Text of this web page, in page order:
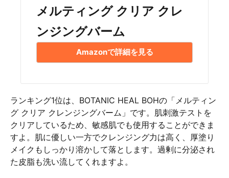
メルティング クリア クレ
ンジングバーム
Amazonで詳細を見る
ランキング1位は、BOTANIC HEAL BOHの「メルティン
グ クリア クレンジングバーム」です。肌刺激テストを
クリアしているため、敏感肌でも使用することができま
すよ。肌に優しい一方でクレンジング力は高く、厚塗り
メイクもしっかり溶かして落とします。過剰に分泌され
た皮脂も洗い流してくれますよ。